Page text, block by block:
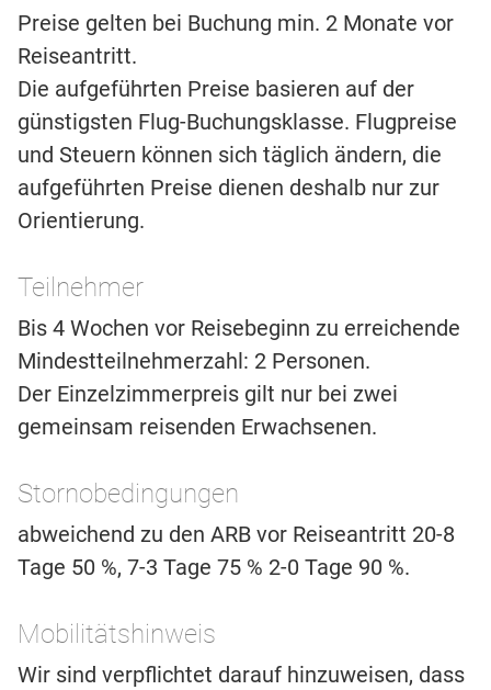
Preise gelten bei Buchung min. 2 Monate vor
Reiseantritt.
Die aufgeführten Preise basieren auf der
günstigsten Flug-Buchungsklasse. Flugpreise
und Steuern können sich täglich ändern, die
aufgeführten Preise dienen deshalb nur zur
Orientierung.
Teilnehmer
Bis 4 Wochen vor Reisebeginn zu erreichende
Mindestteilnehmerzahl: 2 Personen.
Der Einzelzimmerpreis gilt nur bei zwei
gemeinsam reisenden Erwachsenen.
Stornobedingungen
abweichend zu den ARB vor Reiseantritt 20-8
Tage 50 %, 7-3 Tage 75 % 2-0 Tage 90 %.
Mobilitätshinweis
Wir sind verpflichtet darauf hinzuweisen, dass